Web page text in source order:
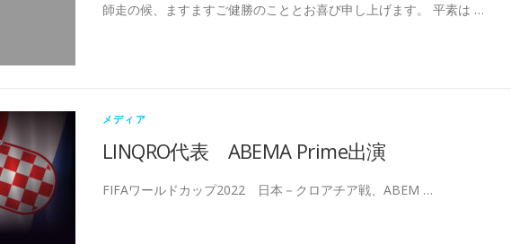
師走の候、ますますご健勝のこととお喜び申し上げます。 平素は …
メディア
LINQRO代表 ABEMA Prime出演
FIFAワールドカップ2022 日本－クロアチア戦、ABEM …